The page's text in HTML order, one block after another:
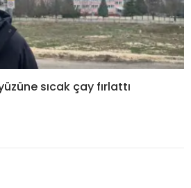
sıcak çay fırlattı